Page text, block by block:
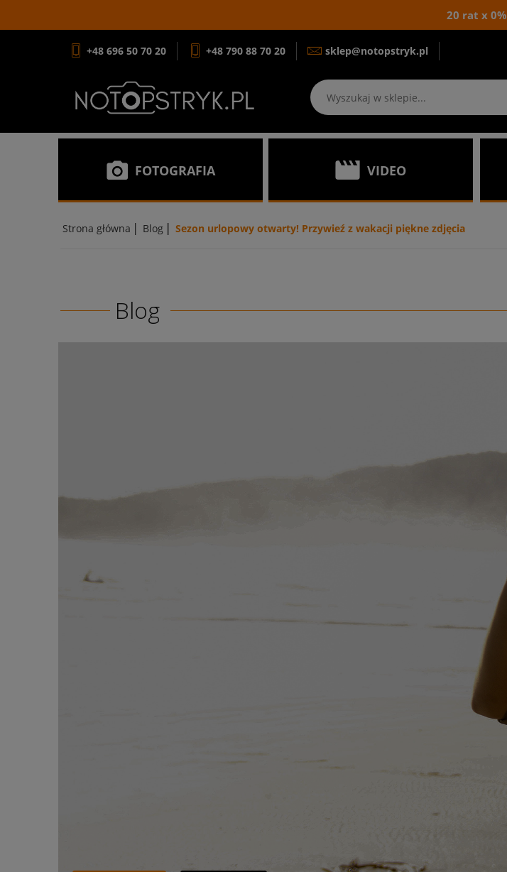
20 rat x 0%
+48 696 50 70 20 +48 790 88 70 20 sklep@notopstryk.pl
FOTOGRAFIA VIDEO
Strona główna | Blog | Sezon urlopowy otwarty! Przywieź z wakacji piękne zdjęcia
Blog